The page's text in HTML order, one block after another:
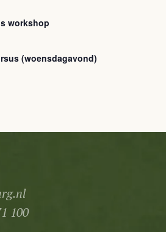
workshop
(woensdagavond)
100